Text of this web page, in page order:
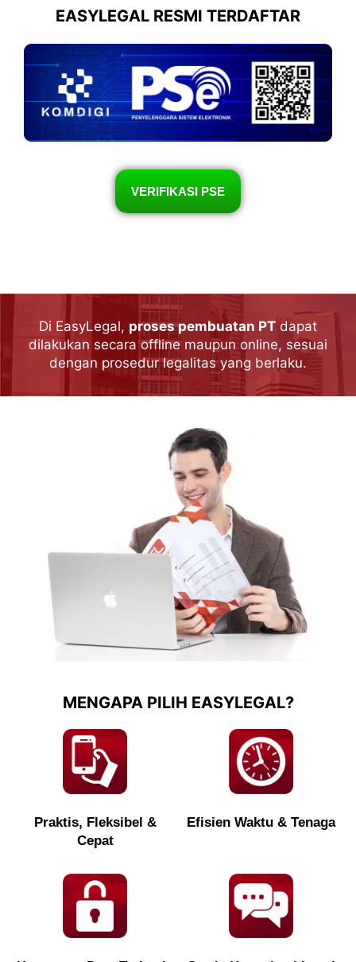
EASYLEGAL RESMI TERDAFTAR
VERIFIKASI PSE
Di EasyLegal, proses pembuatan PT dapat
dilakukan secara offline maupun online, sesuai
dengan prosedur legalitas yang berlaku.
MENGAPA PILIH EASYLEGAL?
Praktis, Fleksibel &
Cepat
Efisien Waktu & Tenaga